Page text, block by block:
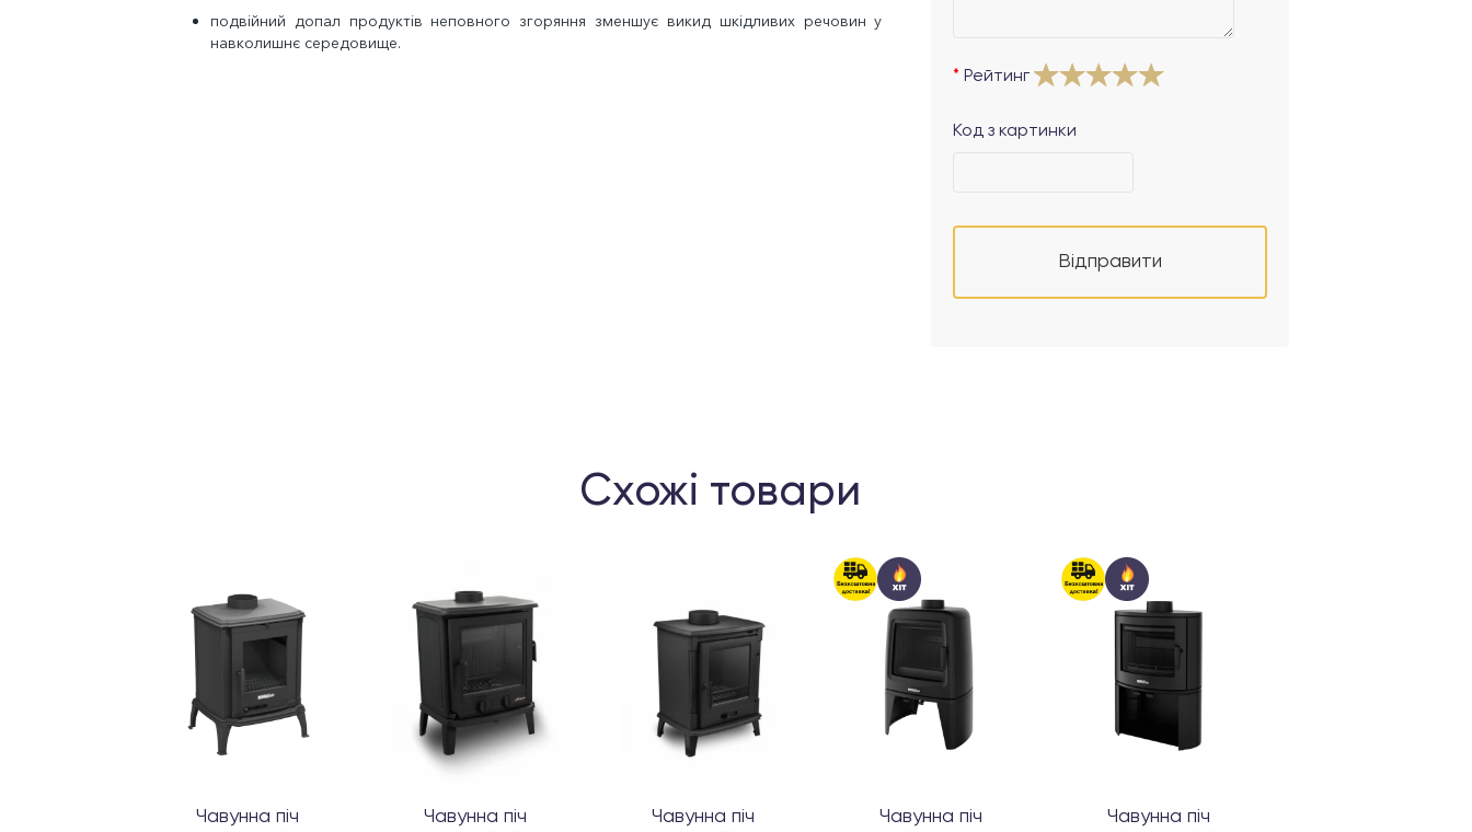
подвійний допал продуктів неповного згоряння зменшує викид шкідливих речовин у
навколишнє середовище.
Рейтинг
Код з картинки
Відправити
Схожі товари
Чавунна піч
Чавунна піч
Чавунна піч
Чавунна піч
Чавунна піч